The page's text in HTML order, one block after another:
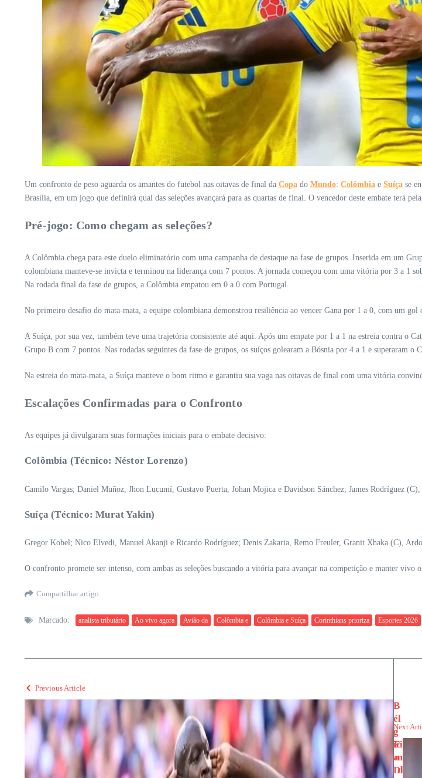
Um confronto de peso aguarda os amantes do futebol nas oitavas de final da Copa do Mundo: Colômbia e Suíça se
Brasília, em um jogo que definirá qual das seleções avançará para as quartas de final. O vencedor deste embate terá
Pré-jogo: Como chegam as seleções?
A Colômbia chega para este duelo eliminatório com uma campanha de destaque na fase de grupos. Inserida em um
colombiana manteve-se invicta e terminou na liderança com 7 pontos. A jornada começou com uma vitória por 3 a 1
Na rodada final da fase de grupos, a Colômbia empatou em 0 a 0 com Portugal.
No primeiro desafio do mata-mata, a equipe colombiana demonstrou resiliência ao vencer Gana por 1 a 0, com um
A Suíça, por sua vez, também teve uma trajetória consistente até aqui. Após um empate por 1 a 1 na estreia contra o
Grupo B com 7 pontos. Nas rodadas seguintes da fase de grupos, os suíços golearam a Bósnia por 4 a 1 e superaram
Na estreia do mata-mata, a Suíça manteve o bom ritmo e garantiu sua vaga nas oitavas de final com uma vitória
Escalações Confirmadas para o Confronto
As equipes já divulgaram suas formações iniciais para o embate decisivo:
Colômbia (Técnico: Néstor Lorenzo)
Camilo Vargas; Daniel Muñoz, Jhon Lucumí, Gustavo Puerta, Johan Mojica e Davidson Sánchez; James Rodríguez
Suíça (Técnico: Murat Yakin)
Gregor Kobel; Nico Elvedi, Manuel Akanji e Ricardo Rodríguez; Denis Zakaria, Remo Freuler, Granit Xhaka (C),
O confronto promete ser intenso, com ambas as seleções buscando a vitória para avançar na competição e manter
Compartilhar artigo
Marcado: analista tributário Ao vivo agora Avião da Colômbia e Colômbia e Suíça Corinthians prioriza Esportes 2026
Previous Article
B
él
g
ic
a
D
Next
Fi
m
d